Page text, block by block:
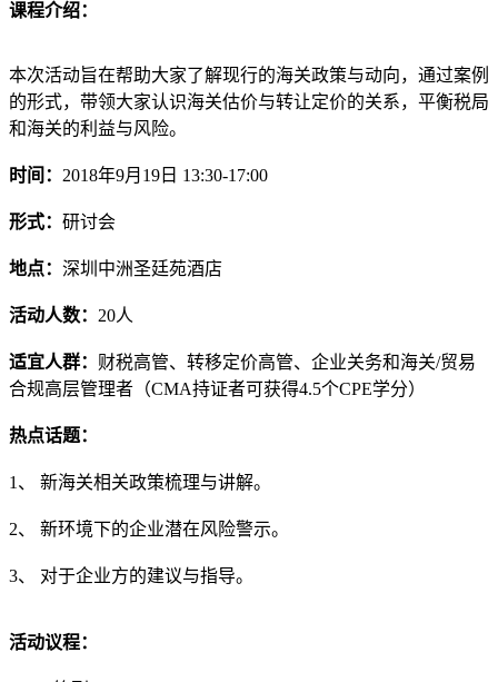
课程介绍：
本次活动旨在帮助大家了解现行的海关政策与动向，通过案例
的形式，带领大家认识海关估价与转让定价的关系，平衡税局
和海关的利益与风险。
时间： 2018年9月19日 13:30-17:00
形式： 研讨会
地点： 深圳中洲圣廷苑酒店
活动人数： 20人
适宜人群： 财税高管、转移定价高管、企业关务和海关/贸易
合规高层管理者（CMA持证者可获得4.5个CPE学分）
热点话题：
1、 新海关相关政策梳理与讲解。
2、 新环境下的企业潜在风险警示。
3、 对于企业方的建议与指导。
活动议程：